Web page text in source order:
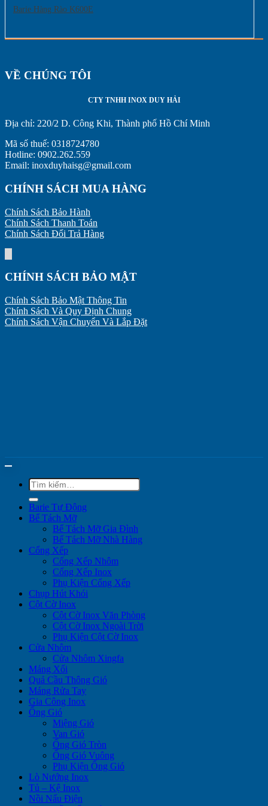
Barie Hàng Rào K600E
VỀ CHÚNG TÔI
CTY TNHH INOX DUY HẢI
Địa chỉ: 220/2 D. Công Khi, Thành phố Hồ Chí Minh
Mã số thuế: 0318724780
Hotline: 0902.262.559
Email: inoxduyhaisg@gmail.com
CHÍNH SÁCH MUA HÀNG
Chính Sách Bảo Hành
Chính Sách Thanh Toán
Chính Sách Đổi Trả Hàng
CHÍNH SÁCH BẢO MẬT
Chính Sách Bảo Mật Thông Tin
Chính Sách Và Quy Định Chung
Chính Sách Vận Chuyển Và Lắp Đặt
Tìm
kiếm:
Barie Tự Động
Bể Tách Mỡ
Bể Tách Mỡ Gia Đình
Bể Tách Mỡ Nhà Hàng
Cổng Xếp
Cổng Xếp Nhôm
Cổng Xếp Inox
Phụ Kiện Cổng Xếp
Chụp Hút Khói
Cột Cờ Inox
Cột Cờ Inox Văn Phòng
Cột Cờ Inox Ngoài Trời
Phụ Kiện Cột Cờ Inox
Cửa Nhôm
Cửa Nhôm Xingfa
Máng Xối
Quả Cầu Thông Gió
Máng Rửa Tay
Gia Công Inox
Ống Gió
Miệng Gió
Van Gió
Ống Gió Tròn
Ống Gió Vuông
Phụ Kiện Ống Gió
Lò Nướng Inox
Tủ – Kệ Inox
Nồi Nấu Điện